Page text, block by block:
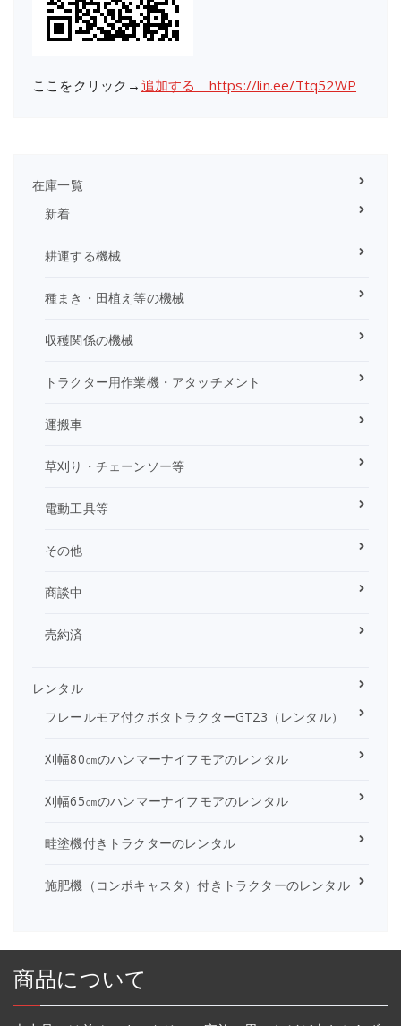
ここをクリック→ 追加する https://lin.ee/Ttq52WP
在庫一覧
新着
耕運する機械
種まき・田植え等の機械
収穫関係の機械
トラクター用作業機・アタッチメント
運搬車
草刈り・チェーンソー等
電動工具等
その他
商談中
売約済
レンタル
フレールモア付クボタトラクターGT23（レンタル）
刈幅80㎝のハンマーナイフモアのレンタル
刈幅65㎝のハンマーナイフモアのレンタル
畦塗機付きトラクターのレンタル
施肥機（コンポキャスタ）付きトラクターのレンタル
商品について